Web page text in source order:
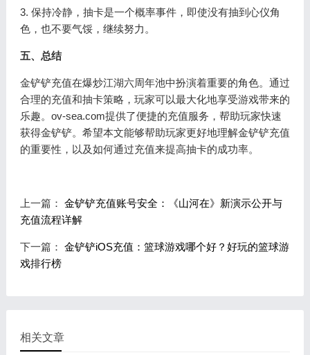
3. 保持冷静，抽卡是一个概率事件，即使没有抽到心仪角
色，也不要气馁，继续努力。
五、总结
金铲铲充值在爆炒江湖六周年池中扮演着重要的角色。通过
合理的充值和抽卡策略，玩家可以最大化地享受游戏带来的
乐趣。ov-sea.com提供了便捷的充值服务，帮助玩家快速
获得金铲铲。希望本文能够帮助玩家更好地理解金铲铲充值
的重要性，以及如何通过充值来提高抽卡的成功率。
上一篇： 金铲铲充值账号安全：《山河在》新演示公开与
充值流程详解
下一篇： 金铲铲iOS充值：篮球游戏哪个好？好玩的篮球游
戏排行榜
相关文章